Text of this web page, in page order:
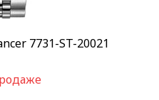
7731-ST-20021